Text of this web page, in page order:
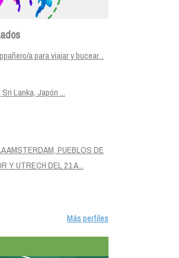
a para viajar y bucear...
Lanka, Japón ...
AMSTERDAM, PUEBLOS DE
Y UTRECH DEL 21 A...
Más perfiles